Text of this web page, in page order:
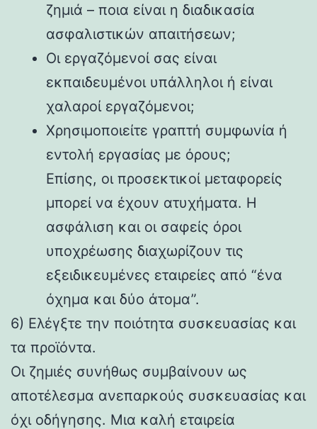
ζημιά – ποια είναι η διαδικασία
ασφαλιστικών απαιτήσεων;
Οι εργαζόμενοί σας είναι
εκπαιδευμένοι υπάλληλοι ή είναι
χαλαροί εργαζόμενοι;
Χρησιμοποιείτε γραπτή συμφωνία ή
εντολή εργασίας με όρους;
Επίσης, οι προσεκτικοί μεταφορείς
μπορεί να έχουν ατυχήματα. Η
ασφάλιση και οι σαφείς όροι
υποχρέωσης διαχωρίζουν τις
εξειδικευμένες εταιρείες από “ένα
όχημα και δύο άτομα”.
6) Ελέγξτε την ποιότητα συσκευασίας και
τα προϊόντα.
Οι ζημιές συνήθως συμβαίνουν ως
αποτέλεσμα ανεπαρκούς συσκευασίας και
όχι οδήγησης. Μια καλή εταιρεία